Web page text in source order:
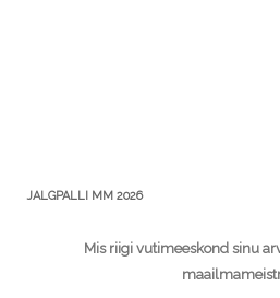
JALGPALLI MM 2026
Mis riigi vutimeeskond sinu